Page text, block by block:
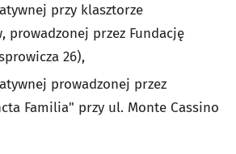
przy klasztorze
prowadzonej przez Fundację
26),
prowadzonej przez
Familia" przy ul. Monte Cassino